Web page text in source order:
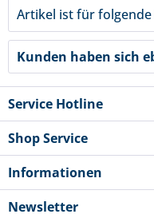
Artikel ist für
Kunden haben sich
Service Hotline
Shop Service
Informationen
Newsletter